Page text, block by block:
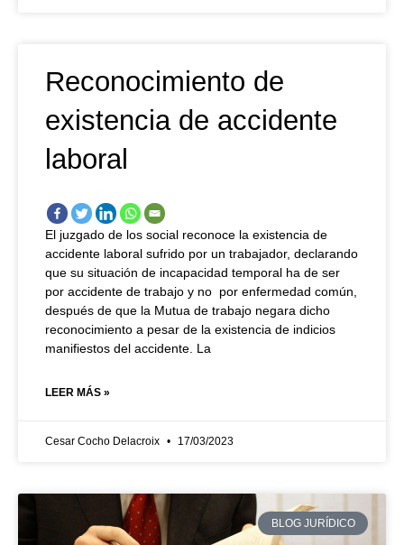
Reconocimiento de
existencia de accidente
laboral
El juzgado de los social reconoce la existencia de
accidente laboral sufrido por un trabajador, declarando
que su situación de incapacidad temporal ha de ser
por accidente de trabajo y no por enfermedad común,
después de que la Mutua de trabajo negara dicho
reconocimiento a pesar de la existencia de indicios
manifiestos del accidente. La
LEER MÁS »
Cesar Cocho Delacroix 17/03/2023
BLOG JURÍDICO